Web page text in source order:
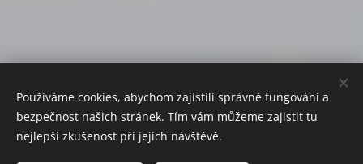
Používáme cookies, abychom zajistili správné fungování a
bezpečnost našich stránek. Tím vám můžeme zajistit tu
nejlepší zkušenost při jejich návštěvě.